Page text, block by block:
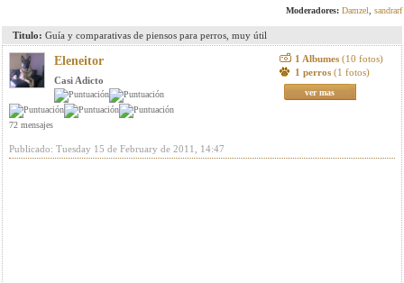
Moderadores: Damzel sandrarf
Titulo: Guía y comparativas de piensos para perros, muy útil
Eleneitor
Casi Adicto
72 mensajes
1 Albumes (10 fotos)
1 perros (1 fotos)
ver mas
Publicado: Tuesday 15 de February de 2011, 14:47